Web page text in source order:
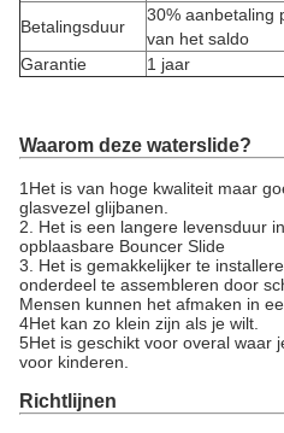
Betalingsduur
30% aanbetaling
van het saldo
Garantie
1 jaar
Waarom deze waterslide?
1Het is van hoge kwaliteit maar
glasvezel glijbanen.
2. Het is een langere levensduur
opblaasbare Bouncer Slide
3. Het is gemakkelijker te
onderdeel te assembleren door
Mensen kunnen het afmaken in
4Het kan zo klein zijn als je wilt.
5Het is geschikt voor overal waar
voor kinderen.
Richtlijnen